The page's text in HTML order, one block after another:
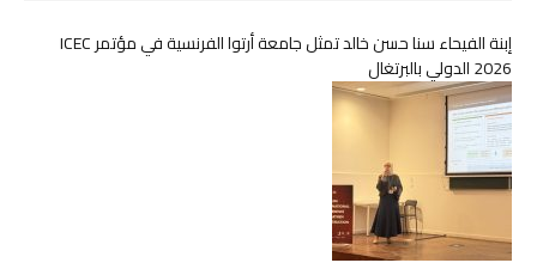
إبنة الفيحاء سنا حسن خالد تمثل جامعة أرتوا الفرنسية في مؤتمر ICEC
2026 الدولي بالبرتغال